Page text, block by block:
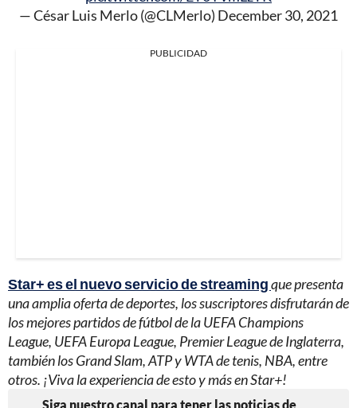
— César Luis Merlo (@CLMerlo) December 30, 2021
PUBLICIDAD
Star+ es el nuevo servicio de streamingque presenta
una amplia oferta de deportes, los suscriptores disfrutarán de
los mejores partidos de fútbol de la UEFA Champions
League, UEFA Europa League, Premier League de Inglaterra,
también los Grand Slam, ATP y WTA de tenis, NBA, entre
otros. ¡Viva la experiencia de esto y más en Star+!
Siga nuestro canal para tener las noticias de